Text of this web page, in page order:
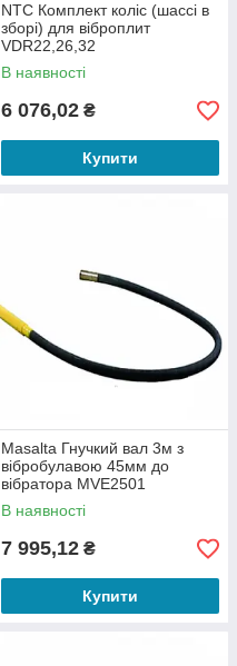
NTC Комплект коліс (шассі в
зборі) для віброплит
VDR22,26,32
В наявності
6 076,02 ₴
Купити
Masalta Гнучкий вал 3м з
вібробулавою 45мм до
вібратора MVE2501
В наявності
7 995,12 ₴
Купити